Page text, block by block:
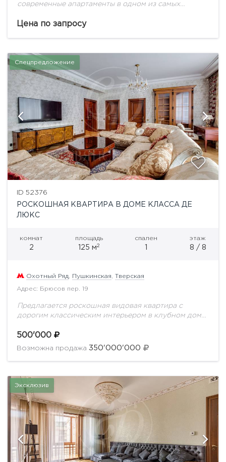
современные апартаменты в одном из самых
качественный ремонт по авторскому проекту
Цена по запросу
Спецпредложение
ID 52376
РОСКОШНАЯ КВАРТИРА В ДОМЕ КЛАССА ДЕ
ЛЮКС
комнат
2
площадь
125 м2
спален
1
этаж
8 / 8
Охотный Ряд Пушкинская Тверская
Адрес: Брюсов пер. 19
Предлагается роскошная видовая квартира с
дорогим классическим интерьером в клубном доме
укомплектована эксклюзивной мебелью из ценных
пород дерева и бытовой техникой премиум...
500'000
Возможна продажа 350'000'000
Эксклюзив